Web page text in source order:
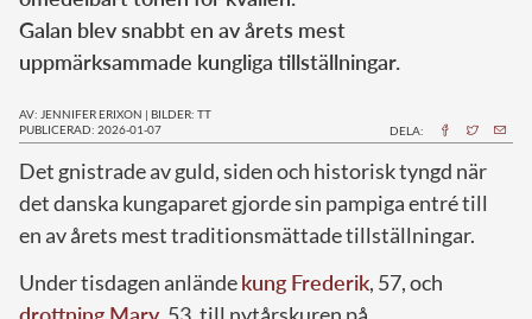
Galan blev snabbt en av årets mest
uppmärksammade kungliga tillställningar.
AV: JENNIFER ERIXON | BILDER: TT
PUBLICERAD: 2026-01-07
DELA:
Det gnistrade av guld, siden och historisk tyngd när
det danska kungaparet gjorde sin pampiga entré till
en av årets mest traditionsmättade tillställningar.
Under tisdagen anländekung Frederik, 57, och
drottning Mary, 53, till nytårskuren på